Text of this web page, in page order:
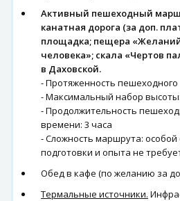
Активный пешеходный
канатная дорога (за доп.
площадка; пещера
человека»; скала «Чертов
в Даховской.
- Протяженность
- Максимальный набор
- Продолжительность
времени: 3 часа
- Сложность маршрута: особой
подготовки и опыта не
Обед в кафе (по желанию за
Термальные источники.